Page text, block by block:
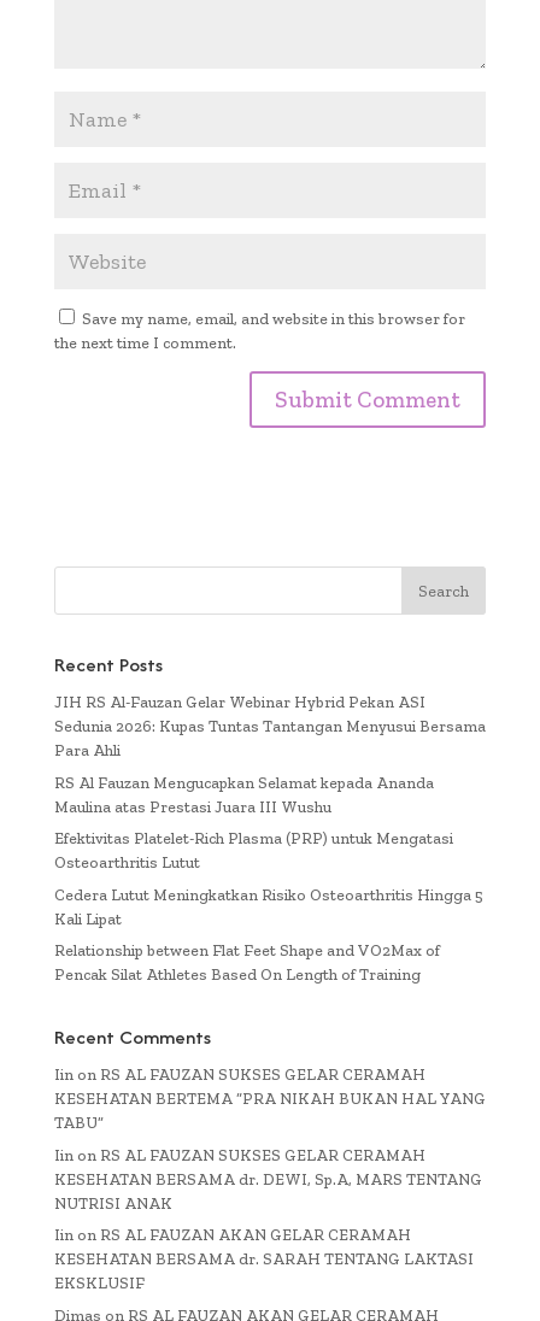
Save my name, email, and website in this browser for
the next time I comment.
Recent Posts
JIH RS Al-Fauzan Gelar Webinar Hybrid Pekan ASI
Sedunia 2026: Kupas Tuntas Tantangan Menyusui Bersama
Para Ahli
RS Al Fauzan Mengucapkan Selamat kepada Ananda
Maulina atas Prestasi Juara III Wushu
Efektivitas Platelet-Rich Plasma (PRP) untuk Mengatasi
Osteoarthritis Lutut
Cedera Lutut Meningkatkan Risiko Osteoarthritis Hingga 5
Kali Lipat
Relationship between Flat Feet Shape and VO2Max of
Pencak Silat Athletes Based On Length of Training
Recent Comments
Iinon RS AL FAUZAN SUKSES GELAR CERAMAH
KESEHATAN BERTEMA “PRA NIKAH BUKAN HAL YANG
TABU”
Iin on RS AL FAUZAN SUKSES GELAR CERAMAH
KESEHATAN BERSAMA dr. DEWI, Sp.A, MARS TENTANG
NUTRISI ANAK
Iinon RS AL FAUZAN AKAN GELAR CERAMAH
KESEHATAN BERSAMA dr. SARAH TENTANG LAKTASI
EKSKLUSIF
Dimas on RS AL FAUZAN AKAN GELAR CERAMAH